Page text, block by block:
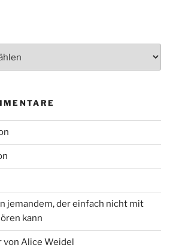
jemandem, der einfach nicht mit
kann
von Alice Weidel